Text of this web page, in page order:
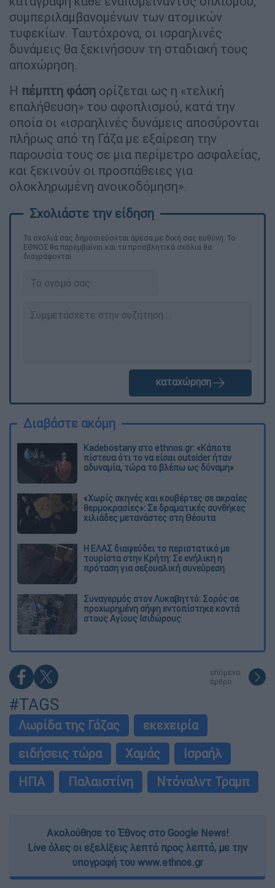
συμπεριλαμβανομένων των ατομικών
τυφεκίων. Ταυτόχρονα, οι ισραηλινές
δυνάμεις θα ξεκινήσουν τη σταδιακή τους
αποχώρηση.
Η πέμπτη φάση ορίζεται ως η «τελική
επαλήθευση» του αφοπλισμού, κατά την
οποία οι «ισραηλινές δυνάμεις αποσύρονται
πλήρως από τη Γάζα με εξαίρεση την
παρουσία τους σε μια περίμετρο ασφαλείας,
και ξεκινούν οι προσπάθειες για
ολοκληρωμένη ανοικοδόμηση».
Τα σχολιά σας δημοσιεύονται άμεσα με δική σας ευθύνη. Το
ΕΘΝΟΣ θα παρεμβαίνει και τα προσβλητικά σχόλια θα
διαγράφονται
καταχώρηση
Διαβάστε ακόμη
Kadebostany στο ethnos.gr: «Κάποτε
πίστευα ότι το να είσαι outsider ήταν
αδυναμία, τώρα το βλέπω ως δύναμη»
«Χωρίς σκηνές και κουβέρτες σε ακραίες
θερμοκρασίες»: Σε δραματικές συνθήκες
χιλιάδες μετανάστες στη Θέουτα
Η ΕΛΑΣ διαψεύδει το περιστατικό με
τουρίστα στην Κρήτη: Σε ενήλικη η
πρόταση για σεξουαλική συνεύρεση
Συναγερμός στον Λυκαβηττό: Σορός σε
προχωρημένη σήψη εντοπίστηκε κοντά
στους Αγίους Ισιδώρους
επόμενο
άρθρο
#TAGS
Λωρίδα της Γάζας
εκεχειρία
ειδήσεις τώρα
Χαμάς
Ισραήλ
ΗΠΑ
Παλαιστίνη Ντόναλντ Τραμπ
Ακολούθησε το Έθνος στο Google News!
Live όλες οι εξελίξεις λεπτό προς λεπτό, με την
υπογραφή του www.ethnos.gr